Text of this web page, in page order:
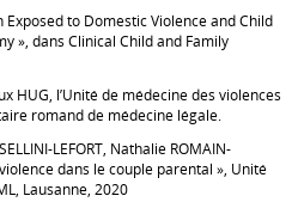
Exposed to Domestic Violence and Child
», dans Clinical Child and Family
HUG, l’Unité de médecine des violences
romand de médecine légale.
LEFORT, Nathalie ROMAIN-
dans le couple parental », Unité
Lausanne, 2020